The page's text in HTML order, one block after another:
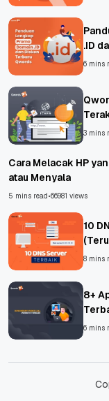
.ID
6 mins
3 mins
Cara Melacak HP
atau Menyala
5 mins read•66981 views
10
8 mins
8+
6 mins